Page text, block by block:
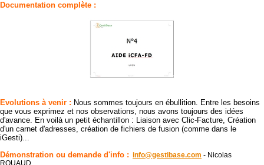
Documentation complète :
Evolutions à venir : Nous sommes toujours en ébullition. Entre les besoins
que vous exprimez et nos observations, nous avons toujours des idées
d'avance. En voilà un petit échantillon : Liaison avec Clic-Facture, Création
d'un carnet d'adresses, création de fichiers de fusion (comme dans le
iGesti)...
Démonstration ou demande d'info : info@gestibase.com - Nicolas